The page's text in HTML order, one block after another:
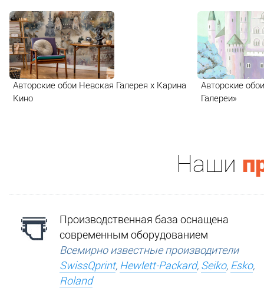
Авторские обои Невская Галерея х Карина
Кино
Авторские
Галереи»
Наши
Производственная база оснащена
современным оборудованием
Всемирно известные производители
SwissQprint, Hewlett-Packard, Seiko, Esko,
Roland